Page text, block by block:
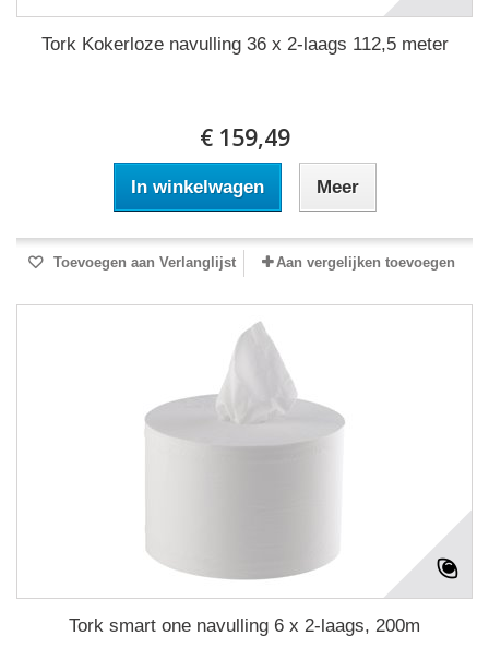
Tork Kokerloze navulling 36 x 2-laags 112,5 meter
€ 159,49
In winkelwagen Meer
Toevoegen aan Verlanglijst Aan vergelijken toevoegen
Tork smart one navulling 6 x 2-laags, 200m